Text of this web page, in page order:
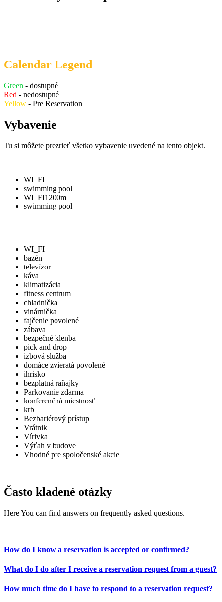
Calendar Legend
Green - dostupné
Red - nedostupné
Yellow - Pre Reservation
Vybavenie
Tu si môžete prezrieť všetko vybavenie uvedené na tento objekt.
WI_FI
swimming pool
WI_FI1200m
swimming pool
WI_FI
bazén
televízor
káva
klimatizácia
fitness centrum
chladnička
vinárnička
fajčenie povolené
zábava
bezpečné klenba
pick and drop
izbová služba
domáce zvieratá povolené
ihrisko
bezplatná raňajky
Parkovanie zdarma
konferenčná miestnosť
krb
Bezbariérový prístup
Vrátnik
Vírivka
Výťah v budove
Vhodné pre spoločenské akcie
Často kladené otázky
Here You can find answers on frequently asked questions.
How do I know a reservation is accepted or confirmed?
What do I do after I receive a reservation request from a guest?
How much time do I have to respond to a reservation request?